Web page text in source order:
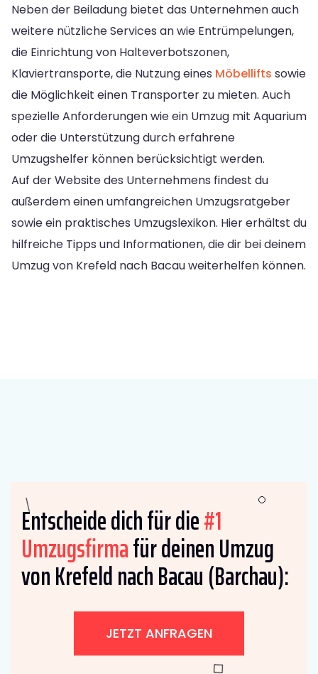
Neben der Beiladung bietet das Unternehmen auch
weitere nützliche Services an wie Entrümpelungen,
die Einrichtung von Halteverbotszonen,
Klaviertransporte, die Nutzung eines Möbellifts sowie
die Möglichkeit einen Transporter zu mieten. Auch
spezielle Anforderungen wie ein Umzug mit Aquarium
oder die Unterstützung durch erfahrene
Umzugshelfer können berücksichtigt werden.
Auf der Website des Unternehmens findest du
außerdem einen umfangreichen Umzugsratgeber
sowie ein praktisches Umzugslexikon. Hier erhältst du
hilfreiche Tipps und Informationen, die dir bei deinem
Umzug von Krefeld nach Bacau weiterhelfen können.
Entscheide dich für die#1
Umzugsfirmafür deinen Umzug
von Krefeld nach Bacau (Barchau):
JETZT ANFRAGEN